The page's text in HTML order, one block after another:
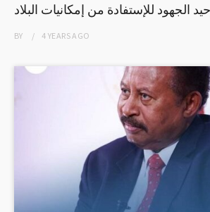
الجهود للإستفادة من إمكانيات البلاد
BY 4 YEARSAGO